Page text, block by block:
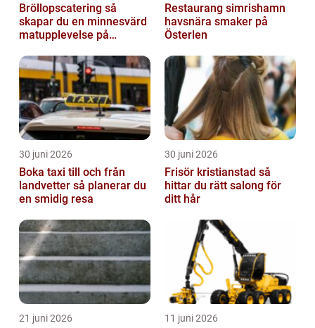
Bröllopscatering så
skapar du en minnesvärd
matupplevelse på
Restaurang simrishamn
havsnära smaker på
Österlen
30 juni 2026
Boka taxi till och från
landvetter så planerar du
en smidig resa
30 juni 2026
Frisör kristianstad så
hittar du rätt salong för
ditt hår
21 juni 2026 11 juni 2026